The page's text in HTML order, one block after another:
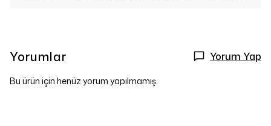
Yorumlar Yorum Yap
Bu ürün için henüz yorum yapılmamış.